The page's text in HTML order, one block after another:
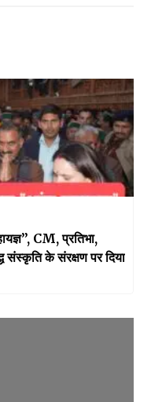
CM, प्रतिभा,
संस्कृति के संरक्षण पर दिया